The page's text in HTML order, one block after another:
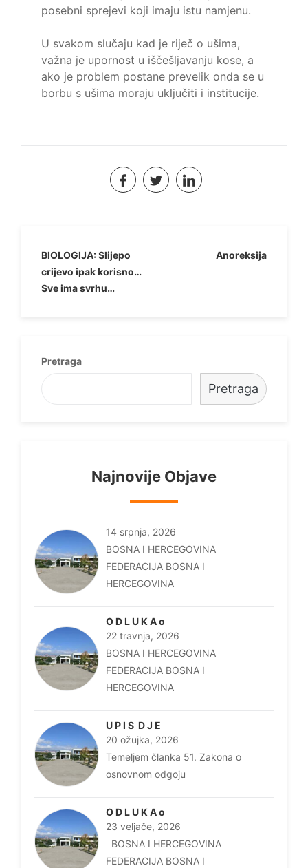
posebni sprejevi koji imaju istu namjenu.
U svakom slučaju kad je riječ o ušima,
važna je upornost u iščešljavanju kose, a
ako je problem postane prevelik onda se u
borbu s ušima moraju uključiti i institucije.
Navigacija
objava
BIOLOGIJA: Slijepo
crijevo ipak korisno…
Sve ima svrhu…
Anoreksija
Pretraga
Pretraga
Najnovije Objave
14 srpnja, 2026
BOSNA I HERCEGOVINA
FEDERACIJA BOSNA I
HERCEGOVINA
O D L U K A o
22 travnja, 2026
BOSNA I HERCEGOVINA
FEDERACIJA BOSNA I
HERCEGOVINA
U P I S D J E
20 ožujka, 2026
Temeljem članka 51. Zakona o
osnovnom odgoju
O D L U K A o
23 veljače, 2026
BOSNA I HERCEGOVINA
FEDERACIJA BOSNA I